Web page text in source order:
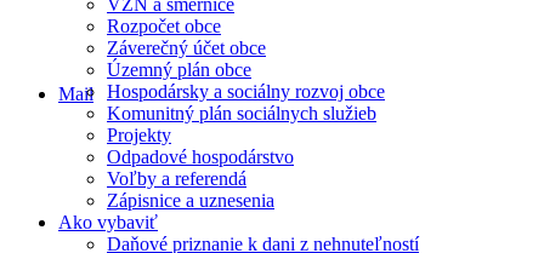
Mail
VZN a smernice
Rozpočet obce
Záverečný účet obce
Územný plán obce
Hospodársky a sociálny rozvoj obce
Komunitný plán sociálnych služieb
Projekty
Odpadové hospodárstvo
Voľby a referendá
Zápisnice a uznesenia
Ako vybaviť
Daňové priznanie k dani z nehnuteľností